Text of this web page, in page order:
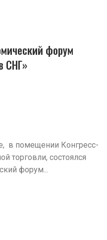
форум
СНГ»
в помещении Конгресс-
торговли, состоялся
форум...